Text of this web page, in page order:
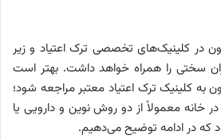
۲۰ و ۴۰ متادون در کلینیک‌های تخصصی ترک اعتیاد و زیر
سختی را همراه خواهد داشت. بهتر است
به کلینیک ترک اعتیاد معتبر مراجعه شود؛
خانه معمولاً از دو روش نوین و دارویی یا
در ادامه توضیح می‌دهیم.